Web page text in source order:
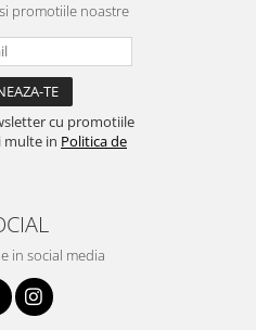
promotiile noastre
cu promotiile
multe in Politica de
in social media